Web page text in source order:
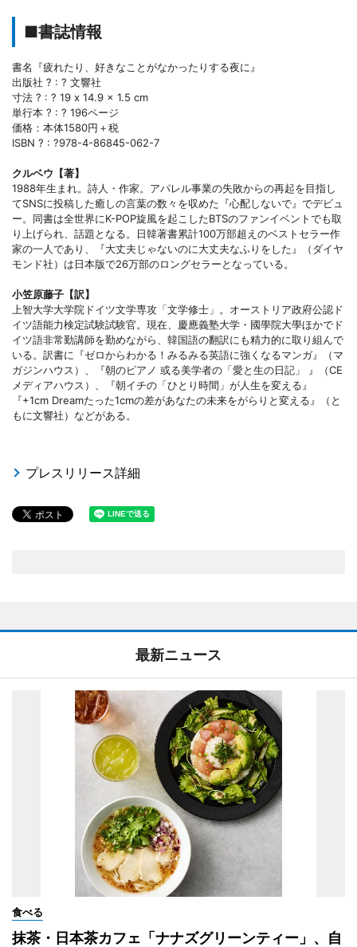
■書誌情報
書名『疲れたり、好きなことがなかったりする夜に』
出版社 ? : ? 文響社
寸法 ? : ? 19 x 14.9 x 1.5 cm
単行本 ? : ? 196ページ
価格：本体1580円＋税
ISBN ? : ?978-4-86845-062-7
クルベウ【著】
1988年生まれ。詩人・作家。アパレル事業の失敗からの再起を目指し
てSNSに投稿した癒しの言葉の数々を収めた『心配しないで』でデビュ
ー。同書は全世界にK-POP旋風を起こしたBTSのファンイベントでも取
り上げられ、話題となる。日韓著書累計100万部超えのベストセラー作
家の一人であり、『大丈夫じゃないのに大丈夫なふりをした』（ダイヤ
モンド社）は日本版で26万部のロングセラーとなっている。
小笠原藤子【訳】
上智大学大学院ドイツ文学専攻「文学修士」。オーストリア政府公認ド
イツ語能力検定試験試験官。現在、慶應義塾大学・國學院大學ほかでド
イツ語非常勤講師を勤めながら、韓国語の翻訳にも精力的に取り組んで
いる。訳書に『ゼロからわかる！みるみる英語に強くなるマンガ』（マ
ガジンハウス）、『朝のピアノ 或る美学者の「愛と生の日記」 』（CE
メディアハウス）、『朝イチの「ひとり時間」が人生を変える』
『+1cm Dreamたった1cmの差があなたの未来をがらりと変える』（と
もに文響社）などがある。
プレスリリース詳細
最新ニュース
食べる
抹茶・日本茶カフェ「ナナズグリーンティー」、自